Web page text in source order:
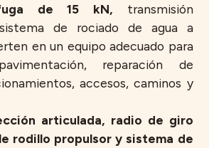
de 15 kN, transmisión
de rociado de agua a
en un equipo adecuado para
reparación de
accesos, caminos y
articulada, radio de giro
rodillo propulsor y sistema de